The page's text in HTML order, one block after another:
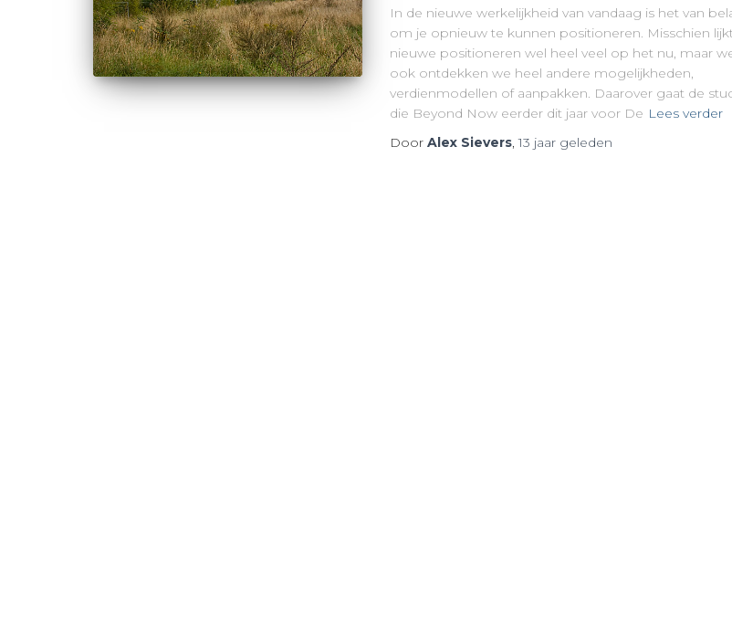
In de nieuwe werkelijkheid van vandaag is het van
om je opnieuw te kunnen positioneren. Misschien
nieuwe positioneren wel heel veel op het nu, maar
ook ontdekken we heel andere mogelijkheden,
verdienmodellen of aanpakken. Daarover gaat de
die Beyond Now eerder dit jaar voor De Lees verder
Door Alex Sievers,13 jaar geleden